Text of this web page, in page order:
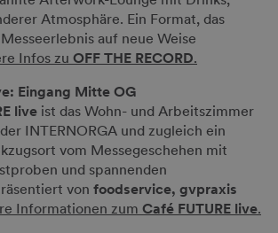
Atmosphäre. Ein Format, das
auf neue Weise
Infos zu OFF THE RECORD.
Eingang Mitte OG
live ist das Wohn- und Arbeitszimmer
INTERNORGA und zugleich ein
vom Messegeschehen mit
und spannenden
von foodservice, gvpraxis
Informationen zum Café FUTURE live.